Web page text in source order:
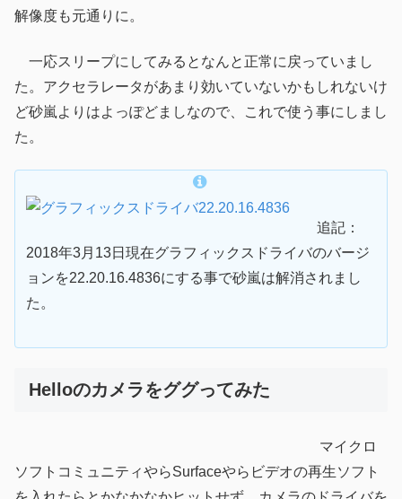
解像度も元通りに。
一応スリープにしてみるとなんと正常に戻っていまし
た。アクセラレータがあまり効いていないかもしれないけ
ど砂嵐よりはよっぽどましなので、これで使う事にしまし
た。
追記：
2018年3月13日現在グラフィックスドライバのバージ
ョンを22.20.16.4836にする事で砂嵐は解消されまし
た。
Helloのカメラをググってみた
マイクロ
ソフトコミュニティやらSurfaceやらビデオの再生ソフト